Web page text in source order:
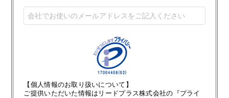
【個人情報のお取り扱いについて】
ご提供いただいた情報はリードプラス株式会社の『プライ